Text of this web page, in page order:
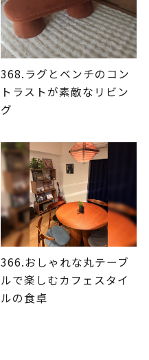
368.ラグとベンチのコン
トラストが素敵なリビン
グ
366.おしゃれな丸テーブ
ルで楽しむカフェスタイ
ルの食卓